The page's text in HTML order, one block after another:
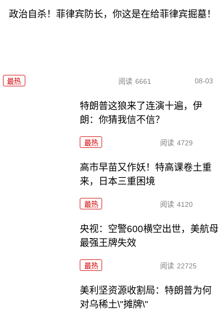
政治自杀！菲律宾防长，你这是在给菲律宾掘墓！
最热 阅读 6661 08-03
特朗普这狼来了连演十遍，伊
朗：你猜我信不信？
最热 阅读 4729
高市早苗又作妖！特高课卷土重
来，日本三重困境
最热 阅读 4120
央视：空警600横空出世，美航母
最强王牌失效
最热 阅读 22725
美利坚资源收割局：特朗普为何
对乌稀土\"摊牌\"